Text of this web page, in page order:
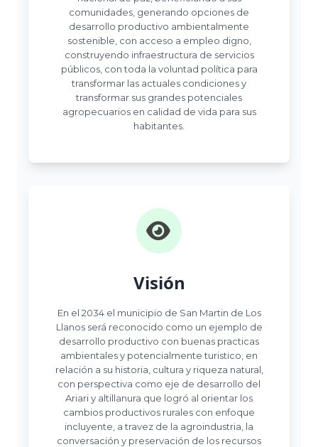
comunidades, generando opciones de
desarrollo productivo ambientalmente
sostenible, con acceso a empleo digno,
construyendo infraestructura de servicios
públicos, con toda la voluntad política para
transformar las actuales condiciones y
transformar sus grandes potenciales
agropecuarios en calidad de vida para sus
habitantes.
Visión
En el 2034 el municipio de San Martin de Los
Llanos será reconocido como un ejemplo de
desarrollo productivo con buenas practicas
ambientales y potencialmente turistico, en
relación a su historia, cultura y riqueza natural,
con perspectiva como eje de desarrollo del
Ariari y altillanura que logró al orientar los
cambios productivos rurales con enfoque
incluyente, a travez de la agroindustria, la
conversación y preservación de los recursos